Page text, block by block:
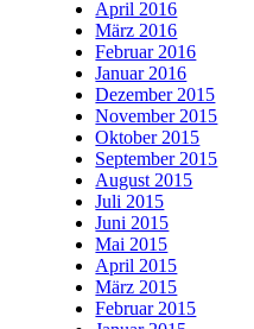
April 2016
März 2016
Februar 2016
Januar 2016
Dezember 2015
November 2015
Oktober 2015
September 2015
August 2015
Juli 2015
Juni 2015
Mai 2015
April 2015
März 2015
Februar 2015